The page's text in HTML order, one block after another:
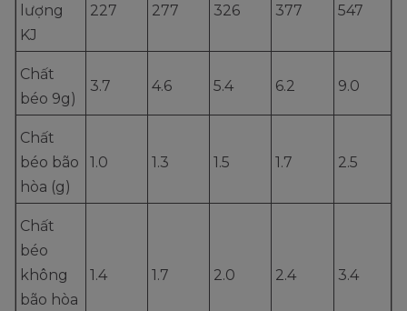
lượng
KJ
227 277 326 377 547
Chất
béo 9g)
3.7 4.6 5.4 6.2 9.0
Chất
béo bão
hòa (g)
1.0 1.3 1.5 1.7 2.5
Chất
béo
không
bão hòa
1.4 1.7 2.0 2.4 3.4